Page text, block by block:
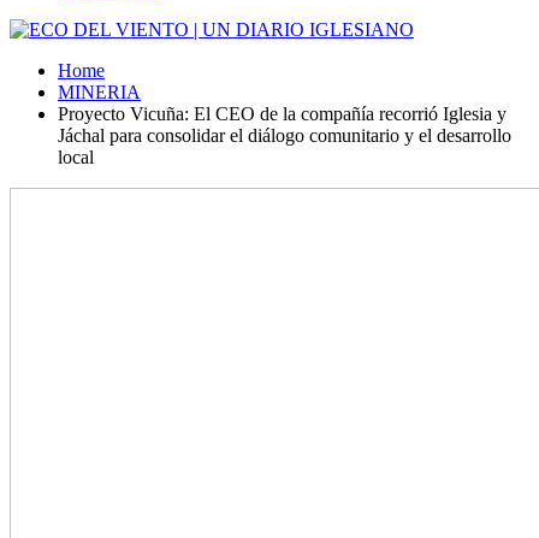
Home
MINERIA
Proyecto Vicuña: El CEO de la compañía recorrió Iglesia y
Jáchal para consolidar el diálogo comunitario y el desarrollo
local